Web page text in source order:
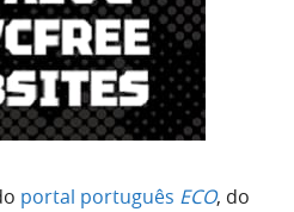
portal português ECO, do